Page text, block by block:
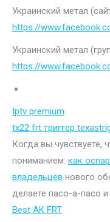
Украинский метал
https://
Украинский метал
https://
Iptv premium
tx22 frt триггер
Когда вы чувствуете,
пониманием: как
владельцев нового
делаете пасо-а-пасо и
Best AK FRT